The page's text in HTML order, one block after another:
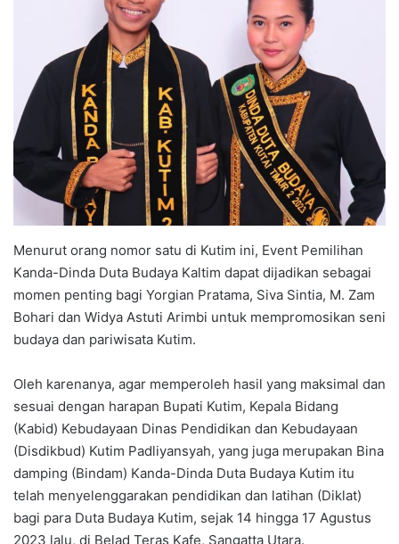
Menurut orang nomor satu di Kutim ini, Event Pemilihan
Kanda-Dinda Duta Budaya Kaltim dapat dijadikan sebagai
momen penting bagi Yorgian Pratama, Siva Sintia, M. Zam
Bohari dan Widya Astuti Arimbi untuk mempromosikan seni
budaya dan pariwisata Kutim.
Oleh karenanya, agar memperoleh hasil yang maksimal dan
sesuai dengan harapan Bupati Kutim, Kepala Bidang
(Kabid) Kebudayaan Dinas Pendidikan dan Kebudayaan
(Disdikbud) Kutim Padliyansyah, yang juga merupakan Bina
damping (Bindam) Kanda-Dinda Duta Budaya Kutim itu
telah menyelenggarakan pendidikan dan latihan (Diklat)
bagi para Duta Budaya Kutim, sejak 14 hingga 17 Agustus
2023 lalu, di Belad Teras Kafe, Sangatta Utara.